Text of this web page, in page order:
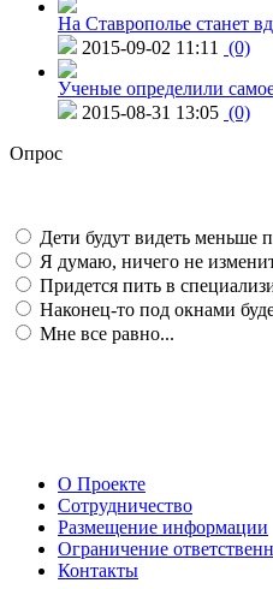
На Ставрополье станет
2015-09-02 11:11
(0)
Ученые определили
2015-08-31 13:05 (0)
Опрос
Дети будут видеть меньше
Я думаю, ничего не
Придется пить в
Наконец-то под окнами
Мне все равно...
О Проекте
Сотрудничество
Размещение информации
Ограничение
Контакты